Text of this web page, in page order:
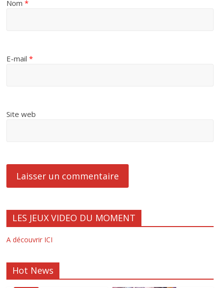
Nom*
E-mail*
Site web
LES JEUX VIDEO DU MOMENT
A découvrir ICI
Hot News